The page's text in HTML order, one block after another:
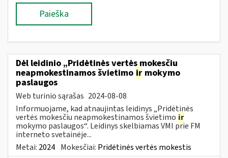
Paieška
Dėl leidinio „Pridėtinės vertės mokesčiu
neapmokestinamos švietimo ir mokymo
paslaugos
Web turinio sąrašas 2024-08-08
Informuojame, kad atnaujintas leidinys „Pridėtinės
vertės mokesčiu neapmokestinamos švietimo ir
mokymo paslaugos“. Leidinys skelbiamas VMI prie FM
interneto svetainėje...
Metai: 2024 Mokesčiai: Pridėtinės vertės mokestis